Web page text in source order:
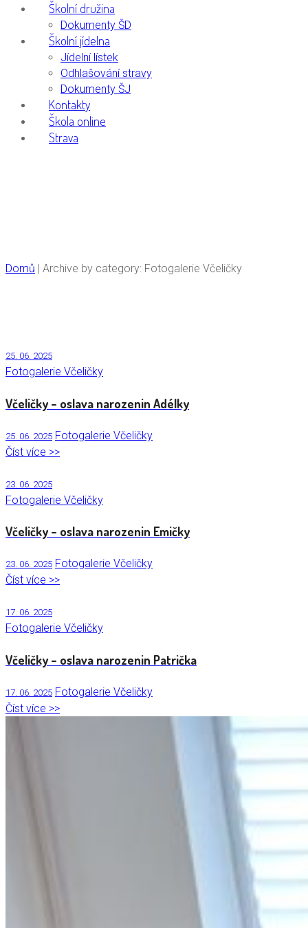
Školní družina
Dokumenty ŠD
Školní jídelna
Jídelní lístek
Odhlašování stravy
Dokumenty ŠJ
Kontakty
Škola online
Strava
Domů | Archive by category: Fotogalerie Včeličky
25. 06. 2025
Fotogalerie Včeličky
Včeličky – oslava narozenin Adélky
25. 06. 2025 Fotogalerie Včeličky
Číst více >>
23. 06. 2025
Fotogalerie Včeličky
Včeličky – oslava narozenin Emičky
23. 06. 2025 Fotogalerie Včeličky
Číst více >>
17. 06. 2025
Fotogalerie Včeličky
Včeličky – oslava narozenin Patrička
17. 06. 2025 Fotogalerie Včeličky
Číst více >>